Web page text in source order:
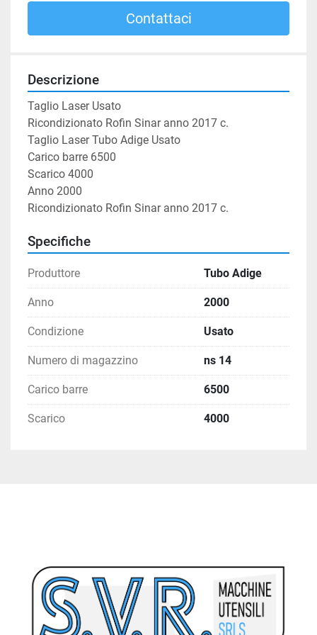
Contattaci
Descrizione
Taglio Laser Usato
Ricondizionato Rofin Sinar anno 2017 c.
Taglio Laser Tubo Adige Usato
Carico barre 6500
Scarico 4000
Anno 2000
Ricondizionato Rofin Sinar anno 2017 c.
Specifiche
Produttore Tubo Adige
Anno 2000
Condizione Usato
Numero di magazzino ns 14
Carico barre 6500
Scarico 4000